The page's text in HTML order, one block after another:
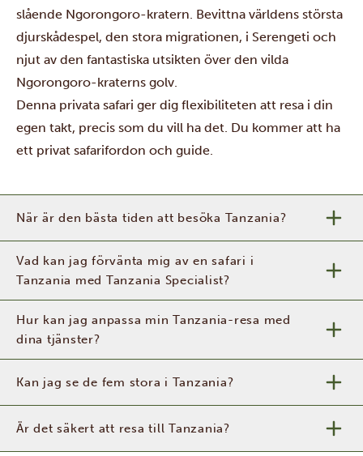
slående Ngorongoro-kratern. Bevittna världens största
djurskådespel, den stora migrationen, i Serengeti och
njut av den fantastiska utsikten över den vilda
Ngorongoro-kraterns golv.
Denna privata safari ger dig flexibiliteten att resa i din
egen takt, precis som du vill ha det. Du kommer att ha
ett privat safarifordon och guide.
När är den bästa tiden att besöka Tanzania?
Vad kan jag förvänta mig av en safari i
Tanzania med Tanzania Specialist?
Hur kan jag anpassa min Tanzania-resa med
dina tjänster?
Kan jag se de fem stora i Tanzania?
Är det säkert att resa till Tanzania?